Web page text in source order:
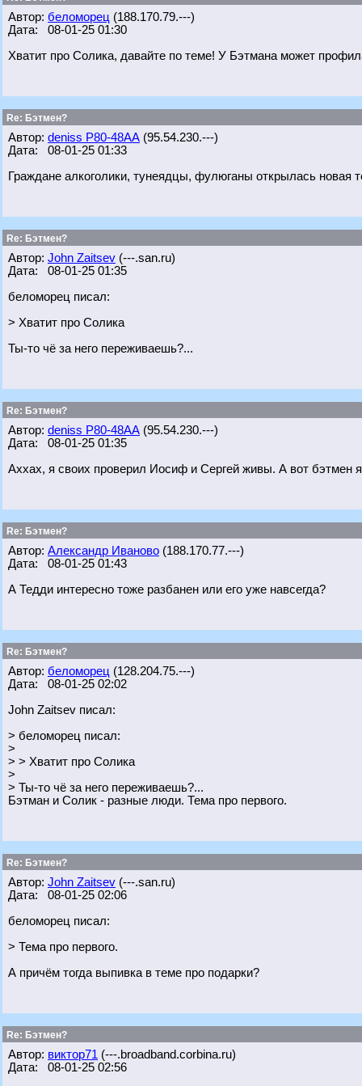
Автор: беломорец (188.170.79.---)
Дата: 08-01-25 01:30
Хватит про Солика, давайте по теме! У Бэтмана может
Re: Бэтмен?
Автор: deniss Р80-48АА (95.54.230.---)
Дата: 08-01-25 01:33
Граждане алкоголики, тунеядцы, фулюганы открылась новая
Re: Бэтмен?
Автор: John Zaitsev (---.san.ru)
Дата: 08-01-25 01:35
беломорец писал:
> Хватит про Солика
Ты-то чё за него переживаешь?...
Re: Бэтмен?
Автор: deniss Р80-48АА (95.54.230.---)
Дата: 08-01-25 01:35
Аххах, я своих проверил Иосиф и Сергей живы. А вот бэтмен
Re: Бэтмен?
Автор: Александр Иваново (188.170.77.---)
Дата: 08-01-25 01:43
А Тедди интересно тоже разбанен или его уже навсегда?
Re: Бэтмен?
Автор: беломорец (128.204.75.---)
Дата: 08-01-25 02:02
John Zaitsev писал:
> беломорец писал:
>
> > Хватит про Солика
>
> Ты-то чё за него переживаешь?...
Бэтман и Солик - разные люди. Тема про первого.
Re: Бэтмен?
Автор: John Zaitsev (---.san.ru)
Дата: 08-01-25 02:06
беломорец писал:
> Тема про первого.
А причём тогда выпивка в теме про подарки?
Re: Бэтмен?
Автор: виктор71 (---.broadband.corbina.ru)
Дата: 08-01-25 02:56